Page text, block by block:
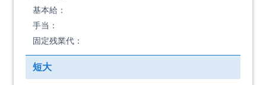
基本給：
手当：
固定残業代：
短大